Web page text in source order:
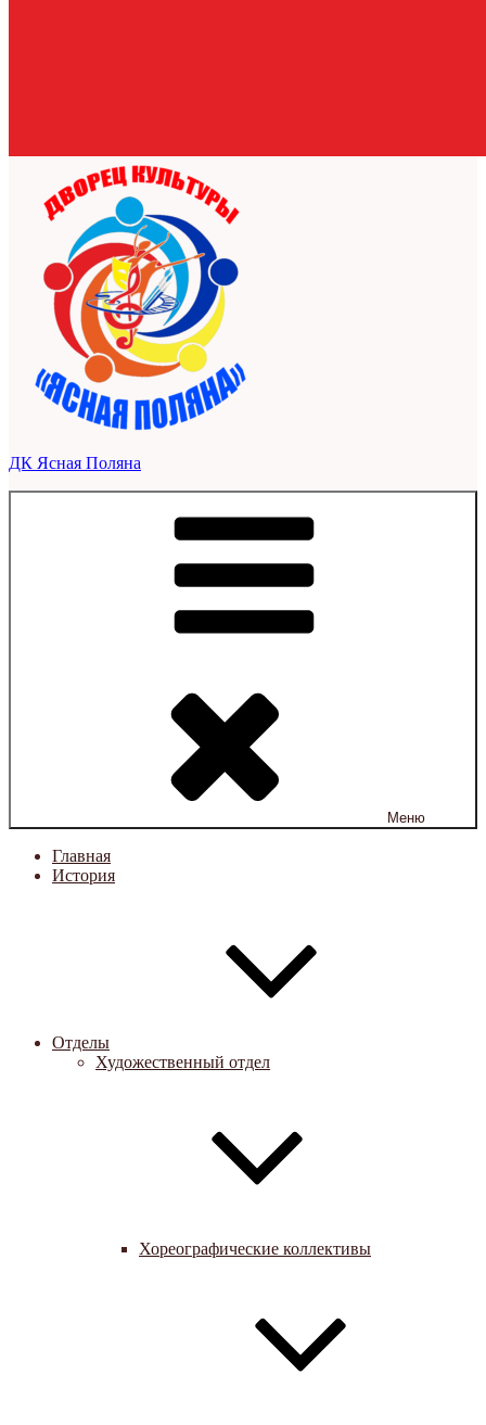
ДК Ясная Поляна
Меню
Главная
История
Отделы
Художественный отдел
Хореографические коллективы